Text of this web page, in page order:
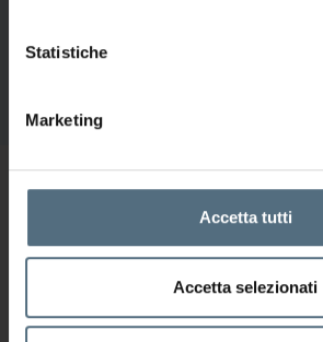
Statistiche
Marketing
Accetta tutti
Accetta selezionati